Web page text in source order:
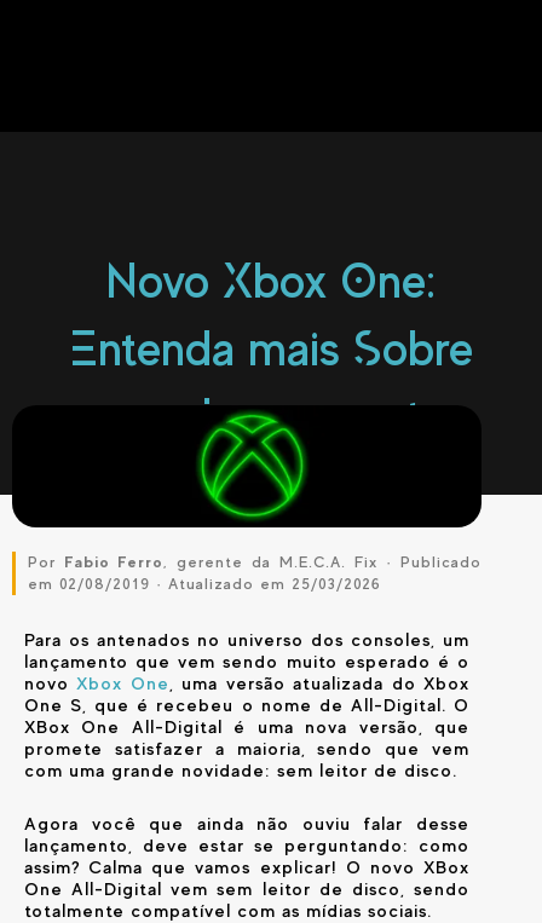
Novo Xbox One:
Entenda mais Sobre
esse Lançamento
Por Fabio Ferro
, gerente da M.E.C.A. Fix · Publicado
em 02/08/2019 · Atualizado em 25/03/2026
Para os antenados no universo dos consoles, um
lançamento que vem sendo muito esperado é o
novo Xbox One
, uma versão atualizada do Xbox
One S, que é recebeu o nome de All-Digital. O
XBox One All-Digital é uma nova versão, que
promete satisfazer a maioria, sendo que vem
com uma grande novidade: sem leitor de disco.
Agora você que ainda não ouviu falar desse
lançamento, deve estar se perguntando: como
assim? Calma que vamos explicar! O novo XBox
One All-Digital vem sem leitor de disco, sendo
totalmente compatível com as mídias sociais.